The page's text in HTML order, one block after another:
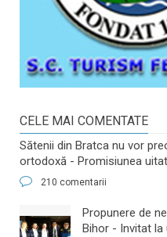
CELE MAI COMENTATE
Sătenii din Bratca nu vor
ortodoxă - Promisiunea
210 comentarii
​Propunere de
Bihor - Invitat la